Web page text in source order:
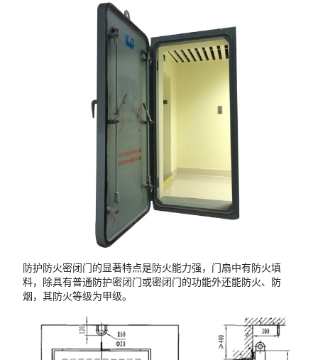
防护防火密闭门的显著特点是防火能力强，门扇中有防火填
料，除具有普通防护密闭门或密闭门的功能外还能防火、防
烟，其防火等级为甲级。